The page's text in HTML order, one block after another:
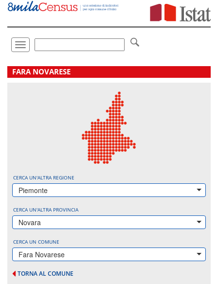
Vai
direttamente
Toggle
navigation
.
FARA NOVARESE
CERCA UN'ALTRA REGIONE
Piemonte
CERCA UN'ALTRA PROVINCIA
Novara
CERCA UN COMUNE
Fara Novarese
TORNA AL COMUNE